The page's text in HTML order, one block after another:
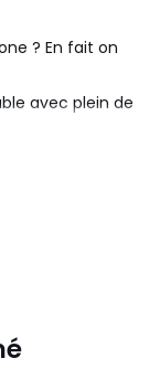
? En fait on
avec plein de
10286c, Pêche
Argenté 877